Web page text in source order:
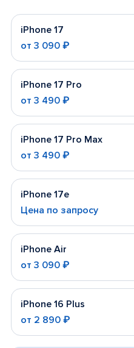
iPhone 17
от 3 090 ₽
iPhone 17 Pro
от 3 490 ₽
iPhone 17 Pro Max
от 3 490 ₽
iPhone 17e
Цена по запросу
iPhone Air
от 3 090 ₽
iPhone 16 Plus
от 2 890 ₽